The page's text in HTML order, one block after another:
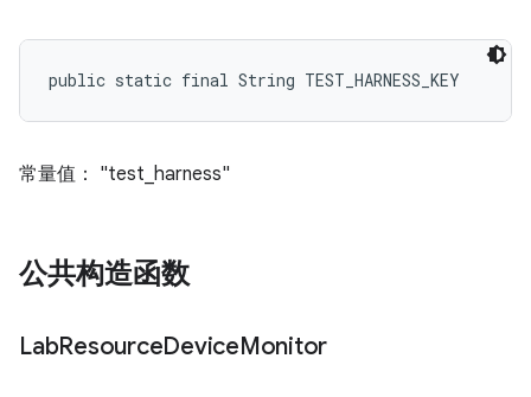
public static final String TEST_HARNESS_KEY
常量值： "test_harness"
公共构造函数
LabResourceDeviceMonitor